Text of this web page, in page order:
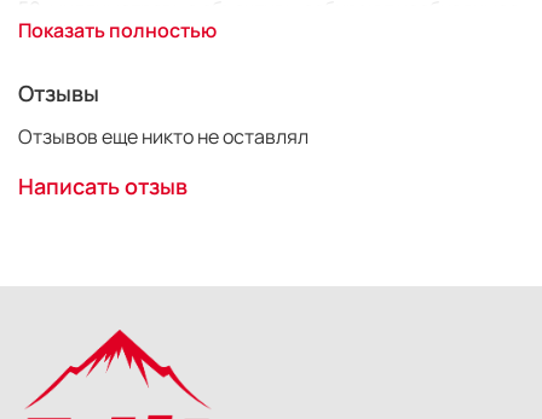
количество света для комфортного ведения
модели изготовлена из высококачественного стекла с
многослойным просветлением для высокой четкости
передаваемых изображений.
Корпус бинокля изготовлен из легкого алюминиевого
сплава и имеет прорезиненное покрытие. Такое
Бинокль имеет значительный вес и при длительных
таких ситуациях рекомендуется установить бинокль
на штатив – на корпусе предусмотрено стандартное
гнездо для штатива.
Показать полностью
Отзывы
Отзывов еще никто не оставлял
Написать отзыв